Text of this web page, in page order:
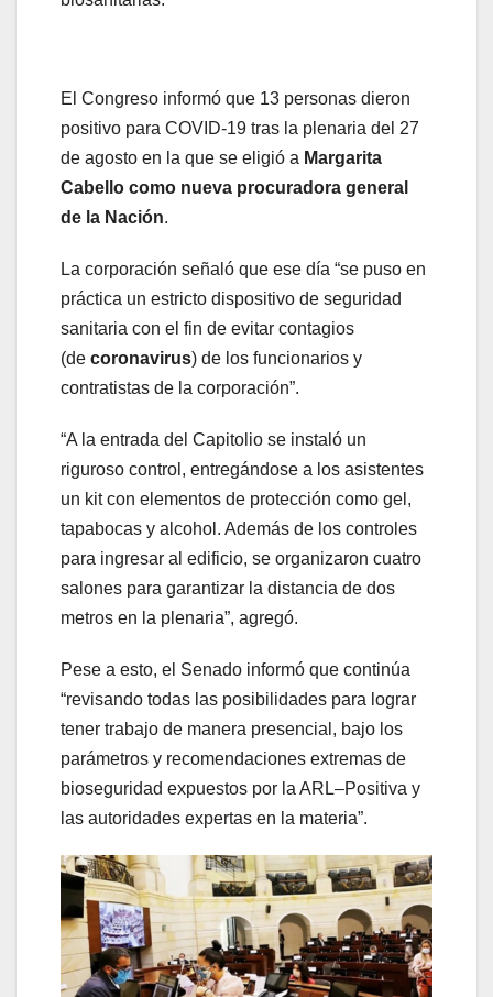
El Congreso informó que 13 personas dieron
positivo para COVID-19 tras la plenaria del 27
de agosto en la que se eligió a Margarita
Cabello como nueva procuradora general
de la Nación.
La corporación señaló que ese día “se puso en
práctica un estricto dispositivo de seguridad
sanitaria con el fin de evitar contagios
(de coronavirus) de los funcionarios y
contratistas de la corporación”.
“A la entrada del Capitolio se instaló un
riguroso control, entregándose a los asistentes
un kit con elementos de protección como gel,
tapabocas y alcohol. Además de los controles
para ingresar al edificio, se organizaron cuatro
salones para garantizar la distancia de dos
metros en la plenaria”, agregó.
Pese a esto, el Senado informó que continúa
“revisando todas las posibilidades para lograr
tener trabajo de manera presencial, bajo los
parámetros y recomendaciones extremas de
bioseguridad expuestos por la ARL–Positiva y
las autoridades expertas en la materia”.